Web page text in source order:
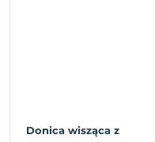
Donica wisząca z